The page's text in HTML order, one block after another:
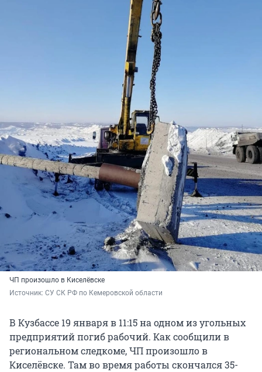
ЧП произошло в Киселёвске
Источник: СУ СК РФ по Кемеровской области
В Кузбассе 19 января в 11:15 на одном из угольных
предприятий погиб рабочий. Как сообщили в
региональном следкоме, ЧП произошло в
Киселёвске. Там во время работы скончался 35-